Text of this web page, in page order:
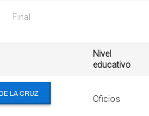
Final
Nivel
educativo
LA CRUZ
Oficios